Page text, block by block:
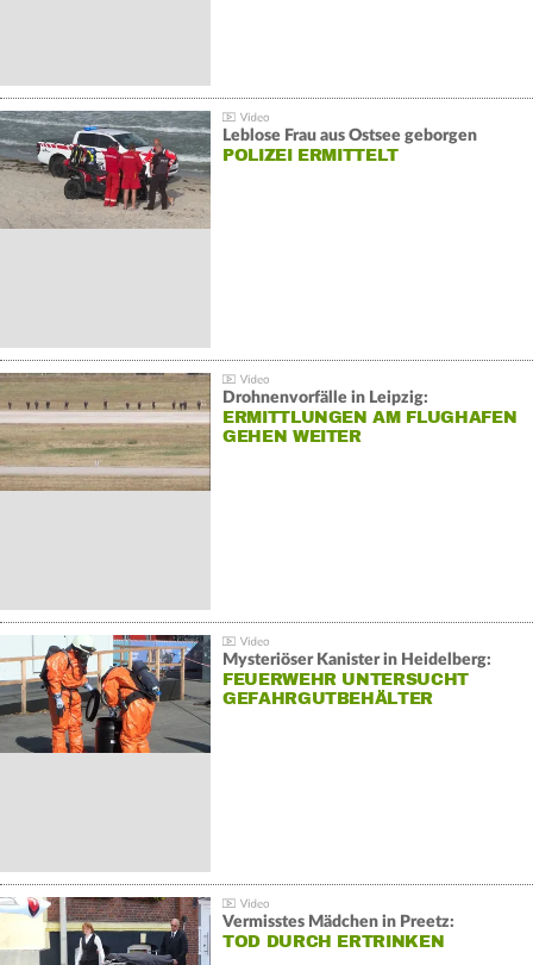
Leblose Frau aus Ostsee geborgen
POLIZEI ERMITTELT
Drohnenvorfälle in Leipzig:
ERMITTLUNGEN AM FLUGHAFEN
GEHEN WEITER
Mysteriöser Kanister in Heidelberg:
FEUERWEHR UNTERSUCHT
GEFAHRGUTBEHÄLTER
Vermisstes Mädchen in Preetz:
TOD DURCH ERTRINKEN